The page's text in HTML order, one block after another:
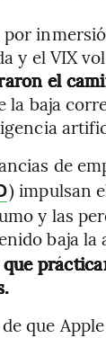
y el VIX
el
la baja
de
) impulsan
y las
baja la
que